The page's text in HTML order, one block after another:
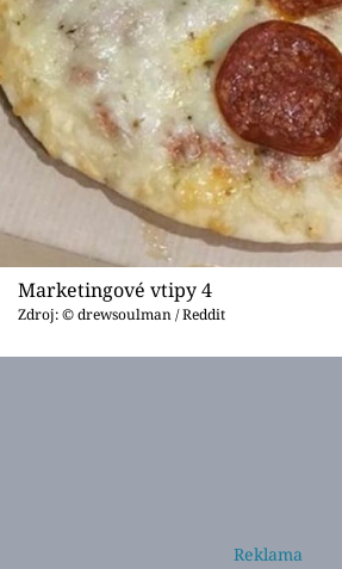
Marketingové vtipy 4
Zdroj: © drewsoulman / Reddit